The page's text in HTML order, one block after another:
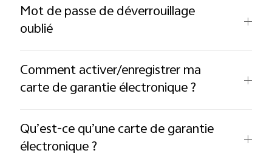
Mot de passe de déverrouillage
oublié
Comment activer/enregistrer ma
carte de garantie électronique ?
Qu’est-ce qu’une carte de garantie
électronique ?